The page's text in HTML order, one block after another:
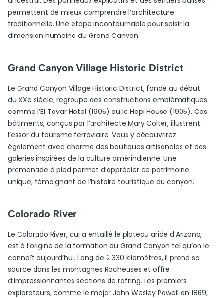
permettent de mieux comprendre l’architecture
traditionnelle. Une étape incontournable pour saisir la
dimension humaine du Grand Canyon.
Grand Canyon Village Historic District
Le Grand Canyon Village Historic District, fondé au début
du XXe siècle, regroupe des constructions emblématiques
comme l’El Tovar Hotel (1905) ou la Hopi House (1905). Ces
bâtiments, conçus par l’architecte Mary Colter, illustrent
l’essor du tourisme ferroviaire. Vous y découvrirez
également avec charme des boutiques artisanales et des
galeries inspirées de la culture amérindienne. Une
promenade à pied permet d’apprécier ce patrimoine
unique, témoignant de l’histoire touristique du canyon.
Colorado River
Le Colorado River, qui a entaillé le plateau aride d’Arizona,
est à l’origine de la formation du Grand Canyon tel qu’on le
connaît aujourd’hui. Long de 2 330 kilomètres, il prend sa
source dans les montagnes Rocheuses et offre
d’impressionnantes sections de rafting. Les premiers
explorateurs, comme le major John Wesley Powell en 1869,